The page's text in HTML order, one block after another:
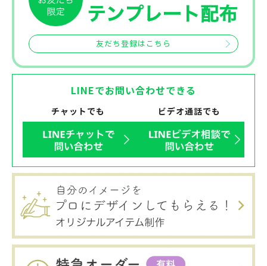
友だち登録はこちら
LINEでお問い合わせできる
チャットでも ビデオ通話でも